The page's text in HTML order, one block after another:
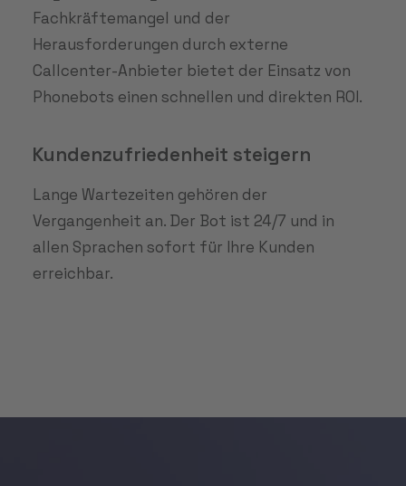
Fachkräftemangel und der
Herausforderungen durch externe
Callcenter-Anbieter bietet der Einsatz von
Phonebots einen schnellen und direkten ROI.
Kundenzufriedenheit steigern
Lange Wartezeiten gehören der
Vergangenheit an. Der Bot ist 24/7 und in
allen Sprachen sofort für Ihre Kunden
erreichbar.